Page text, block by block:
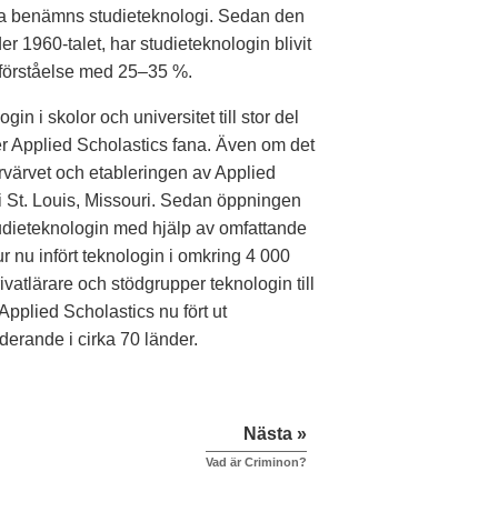
benämns studieteknologi. Sedan den
1960-talet, har studieteknologin blivit
med 25–35 %.
i skolor och universitet till stor del
Applied Scholastics fana. Även om det
och etableringen av Applied
Louis, Missouri. Sedan öppningen
med hjälp av omfattande
nu infört teknologin i omkring 4 000
och stödgrupper teknologin till
Scholastics nu fört ut
i cirka 70 länder.
Nästa »
Vad är Criminon?